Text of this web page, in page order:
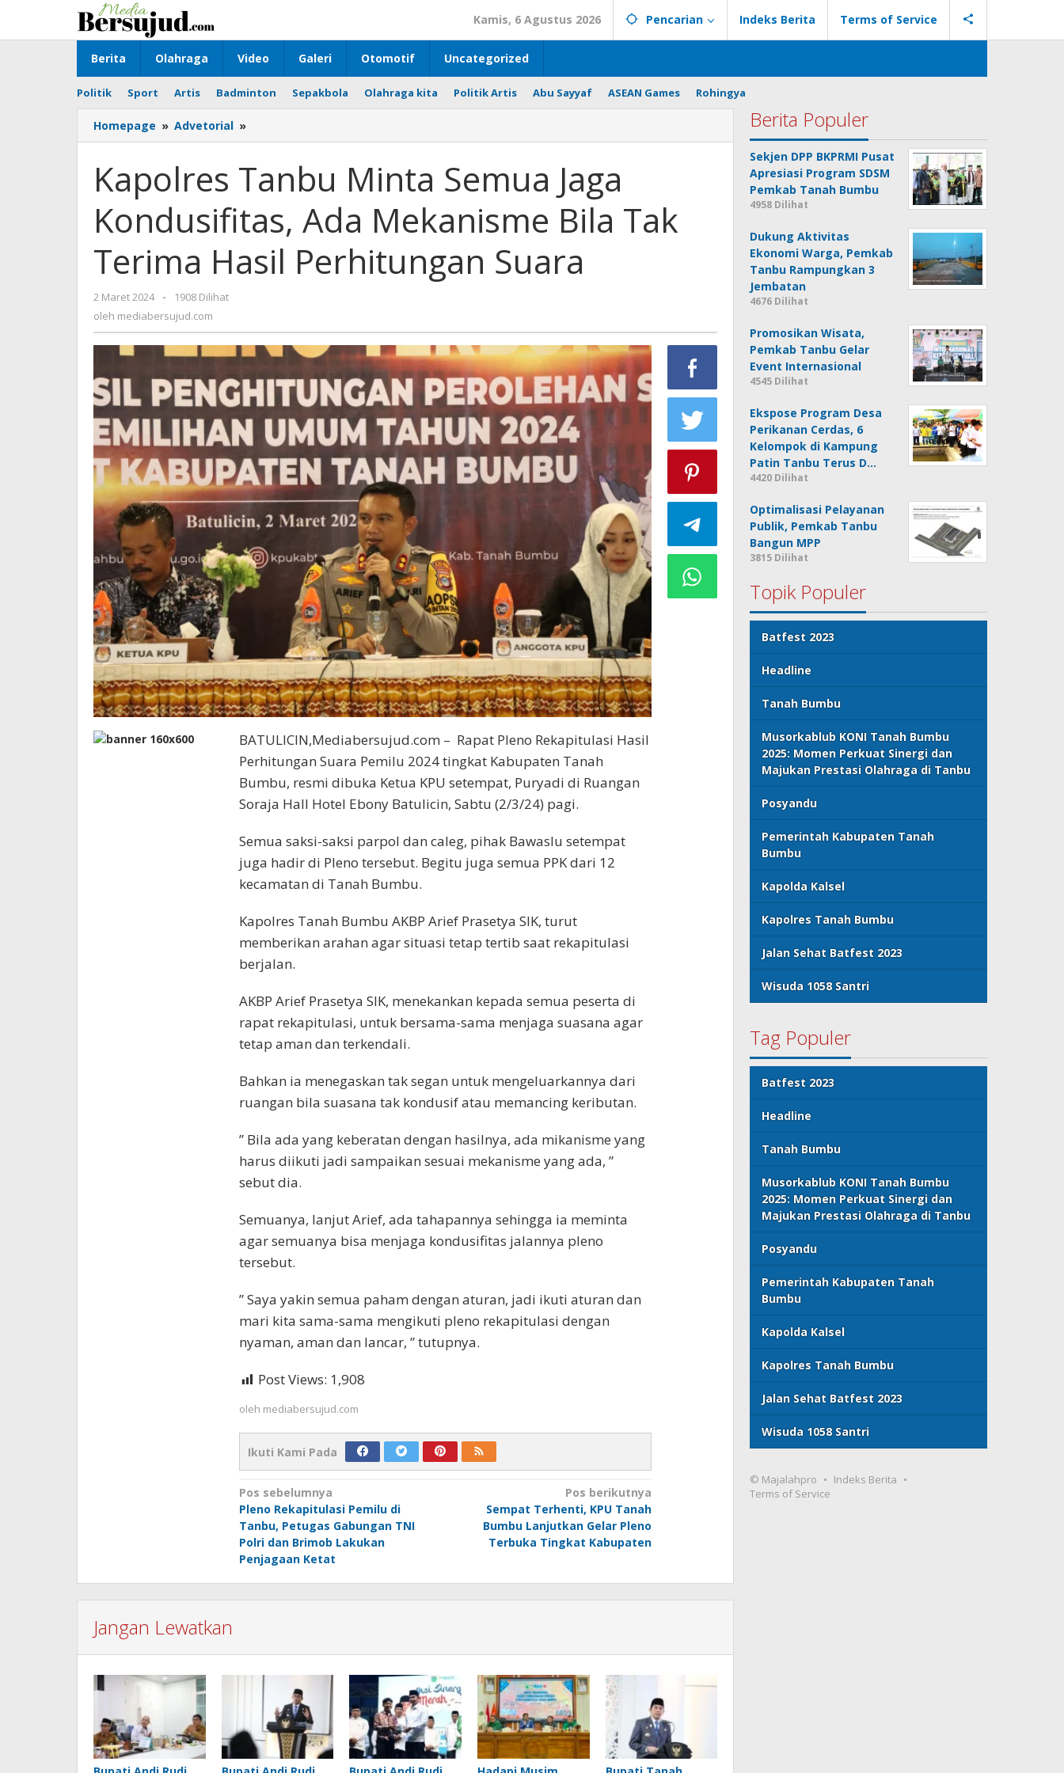
konten
Kamis, 6 Agustus 2026 Pencarian Indeks Berita Terms of Service
Berita Olahraga Video Galeri Otomotif Uncategorized
Politik Sport Artis Badminton Sepakbola Olahraga kita Politik Artis Abu Sayyaf ASEAN Games Rohingya
Homepage » Advetorial »
Tanbu
Semua
Jaga
Kondusifitas,
Ada
Mekanisme
Bila
Tak
Suara
Kapolres Tanbu Minta Semua Jaga
Kondusifitas, Ada Mekanisme Bila Tak
Terima Hasil Perhitungan Suara
2 Maret 2024
oleh
mediabersujud.com
-
1908 Dilihat
oleh mediabersujud.com
BATULICIN,Mediabersujud.com – Rapat Pleno Rekapitulasi Hasil
Perhitungan Suara Pemilu 2024 tingkat Kabupaten Tanah
Bumbu, resmi dibuka Ketua KPU setempat, Puryadi di Ruangan
Soraja Hall Hotel Ebony Batulicin, Sabtu (2/3/24) pagi.
Semua saksi-saksi parpol dan caleg, pihak Bawaslu setempat
juga hadir di Pleno tersebut. Begitu juga semua PPK dari 12
kecamatan di Tanah Bumbu.
Kapolres Tanah Bumbu AKBP Arief Prasetya SIK, turut
memberikan arahan agar situasi tetap tertib saat rekapitulasi
berjalan.
AKBP Arief Prasetya SIK, menekankan kepada semua peserta di
rapat rekapitulasi, untuk bersama-sama menjaga suasana agar
tetap aman dan terkendali.
Bahkan ia menegaskan tak segan untuk mengeluarkannya dari
ruangan bila suasana tak kondusif atau memancing keributan.
” Bila ada yang keberatan dengan hasilnya, ada mikanisme yang
harus diikuti jadi sampaikan sesuai mekanisme yang ada, ”
sebut dia.
Semuanya, lanjut Arief, ada tahapannya sehingga ia meminta
agar semuanya bisa menjaga kondusifitas jalannya pleno
tersebut.
” Saya yakin semua paham dengan aturan, jadi ikuti aturan dan
mari kita sama-sama mengikuti pleno rekapitulasi dengan
nyaman, aman dan lancar, ” tutupnya.
Post Views: 1,908
oleh mediabersujud.com
Ikuti Kami Pada
Navigasi
pos
Pos sebelumnya
Pleno Rekapitulasi Pemilu di
Tanbu, Petugas Gabungan TNI
Polri dan Brimob Lakukan
Penjagaan Ketat
Pos berikutnya
Sempat Terhenti, KPU Tanah
Bumbu Lanjutkan Gelar Pleno
Terbuka Tingkat Kabupaten
Jangan Lewatkan
Berita Populer
Sekjen DPP BKPRMI Pusat
Apresiasi Program SDSM
Pemkab Tanah Bumbu
4958 Dilihat
Dukung Aktivitas
Ekonomi Warga, Pemkab
Tanbu Rampungkan 3
Jembatan
4676 Dilihat
Promosikan Wisata,
Pemkab Tanbu Gelar
Event Internasional
4545 Dilihat
Ekspose Program Desa
Perikanan Cerdas, 6
Kelompok di Kampung
Patin Tanbu Terus D…
4420 Dilihat
Optimalisasi Pelayanan
Publik, Pemkab Tanbu
Bangun MPP
3815 Dilihat
Topik Populer
Batfest 2023
Headline
Tanah Bumbu
Musorkablub KONI Tanah Bumbu
2025: Momen Perkuat Sinergi dan
Majukan Prestasi Olahraga di Tanbu
Posyandu
Pemerintah Kabupaten Tanah
Bumbu
Kapolda Kalsel
Kapolres Tanah Bumbu
Jalan Sehat Batfest 2023
Wisuda 1058 Santri
Tag Populer
Batfest 2023
Headline
Tanah Bumbu
Musorkablub KONI Tanah Bumbu
2025: Momen Perkuat Sinergi dan
Majukan Prestasi Olahraga di Tanbu
Posyandu
Pemerintah Kabupaten Tanah
Bumbu
Kapolda Kalsel
Kapolres Tanah Bumbu
Jalan Sehat Batfest 2023
Wisuda 1058 Santri
© Majalahpro
Indeks Berita
Terms of Service